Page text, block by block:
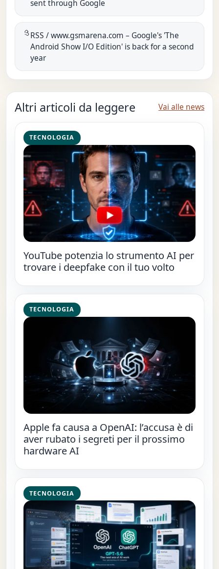
sent through Google
RSS / www.gsmarena.com – Google's 'The
Android Show I/O Edition' is back for a second
year
Altri articoli da leggere Vai alle news
TECNOLOGIA
YouTube potenzia lo strumento AI per
trovare i deepfake con il tuo volto
TECNOLOGIA
Apple fa causa a OpenAI: l’accusa è di
aver rubato i segreti per il prossimo
hardware AI
TECNOLOGIA